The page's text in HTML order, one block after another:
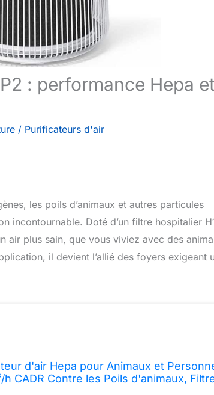
: performance Hepa
/ Purificateurs d'air
les poils d’animaux et autres particules
incontournable. Doté d’un filtre hospitalier
air plus sain, que vous viviez avec des
il devient l’allié des foyers exigeant
d'air Hepa pour Animaux et
CADR Contre les Poils d'animaux,